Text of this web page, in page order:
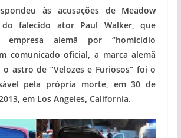
às acusações de Meadow
falecido ator Paul Walker, que
empresa alemã por “homicídio
comunicado oficial, a marca alemã
astro de “Velozes e Furiosos” foi o
pela própria morte, em 30 de
em Los Angeles, California.